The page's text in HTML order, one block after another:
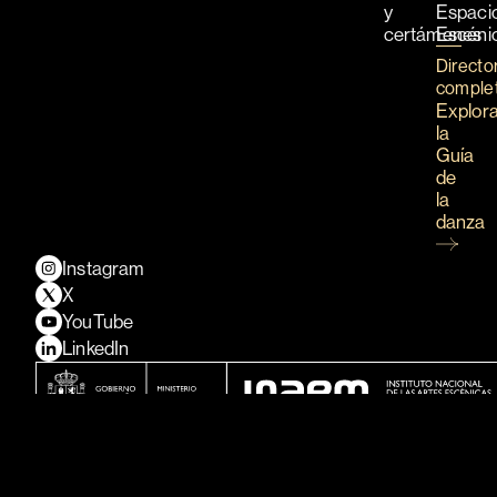
y
certámenes
la
Guía
de
la
danza
Instagram
X
YouTube
LinkedIn